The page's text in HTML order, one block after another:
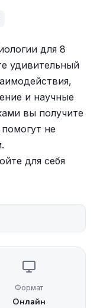
для 8
удивительный
и научные
вы получите
не
для себя
Формат
Онлайн